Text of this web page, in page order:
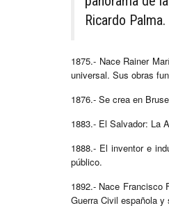
Ricardo Palma.
1875.- Nace Rainer
universal. Sus obras
1876.- Se crea en
1883.- El Salvador: La
1888.- El inventor e
público.
1892.- Nace Francisco
Guerra Civil española